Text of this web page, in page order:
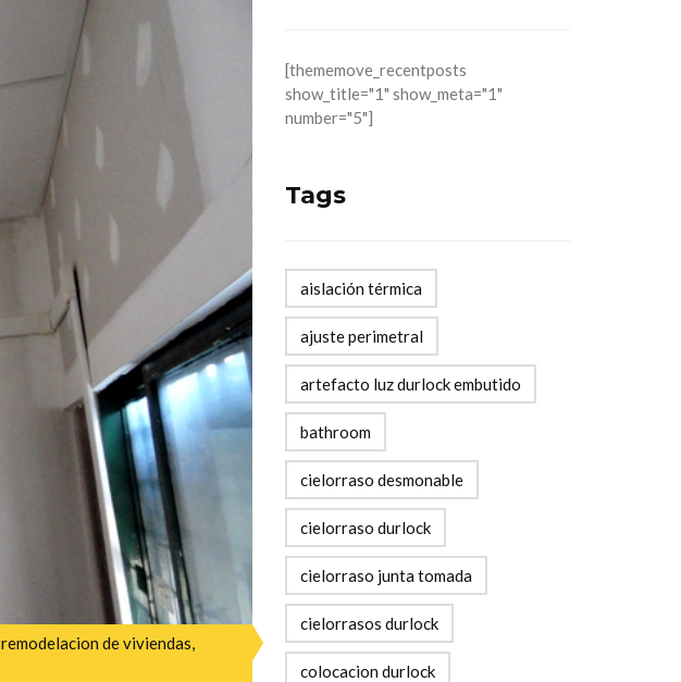
remodelacion de viviendas,
[thememove_recentposts
show_title="1" show_meta="1"
number="5"]
Tags
aislación térmica
ajuste perimetral
artefacto luz durlock embutido
bathroom
cielorraso desmonable
cielorraso durlock
cielorraso junta tomada
cielorrasos durlock
colocacion durlock